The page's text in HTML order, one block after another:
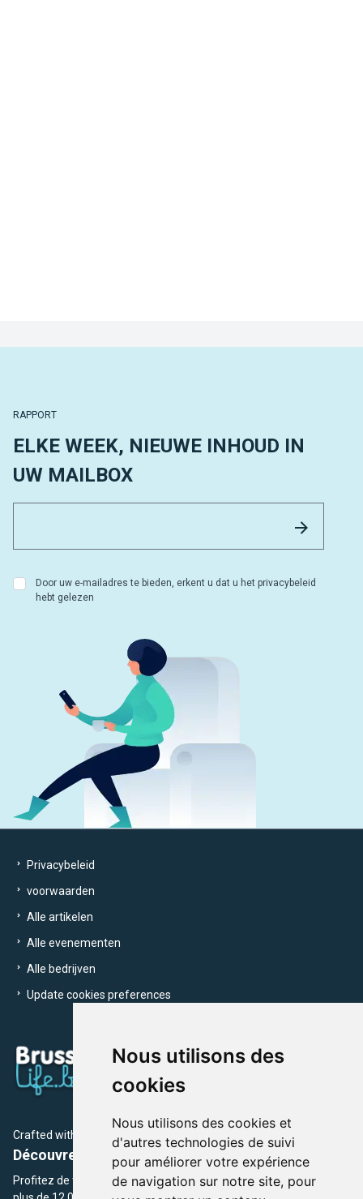
Nous utilisons des
cookies
Nous utilisons des cookies et
d'autres technologies de suivi
pour améliorer votre expérience
de navigation sur notre site, pour
RAPPORT
ELKE WEEK, NIEUWE INHOUD IN
UW MAILBOX
Door uw e-mailadres te bieden, erkent u dat u het privacybeleid
hebt gelezen
Privacybeleid
voorwaarden
Alle artikelen
Alle evenementen
Alle bedrijven
Update cookies preferences
Crafted with by Brusselslife Team
Découvrez plus de 12 000 adresses et événements
Profitez de toutes les sections de BrusselsLife.be et découvrez